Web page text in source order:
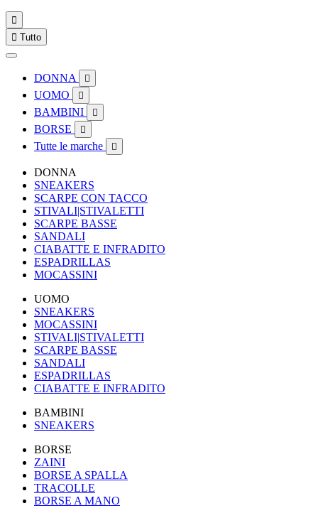

 Tutto
DONNA 
UOMO 
BAMBINI 
BORSE 
Tutte le marche 
DONNA
SNEAKERS
SCARPE CON TACCO
STIVALI|STIVALETTI
SCARPE BASSE
SANDALI
CIABATTE E INFRADITO
ESPADRILLAS
MOCASSINI
UOMO
SNEAKERS
MOCASSINI
STIVALI|STIVALETTI
SCARPE BASSE
SANDALI
ESPADRILLAS
CIABATTE E INFRADITO
BAMBINI
SNEAKERS
BORSE
ZAINI
BORSE A SPALLA
TRACOLLE
BORSE A MANO